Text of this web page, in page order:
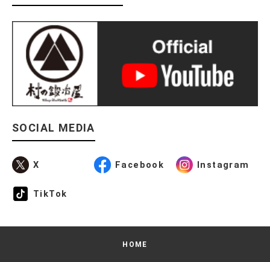
SOCIAL MEDIA
X Facebook Instagram
TikTok
HOME